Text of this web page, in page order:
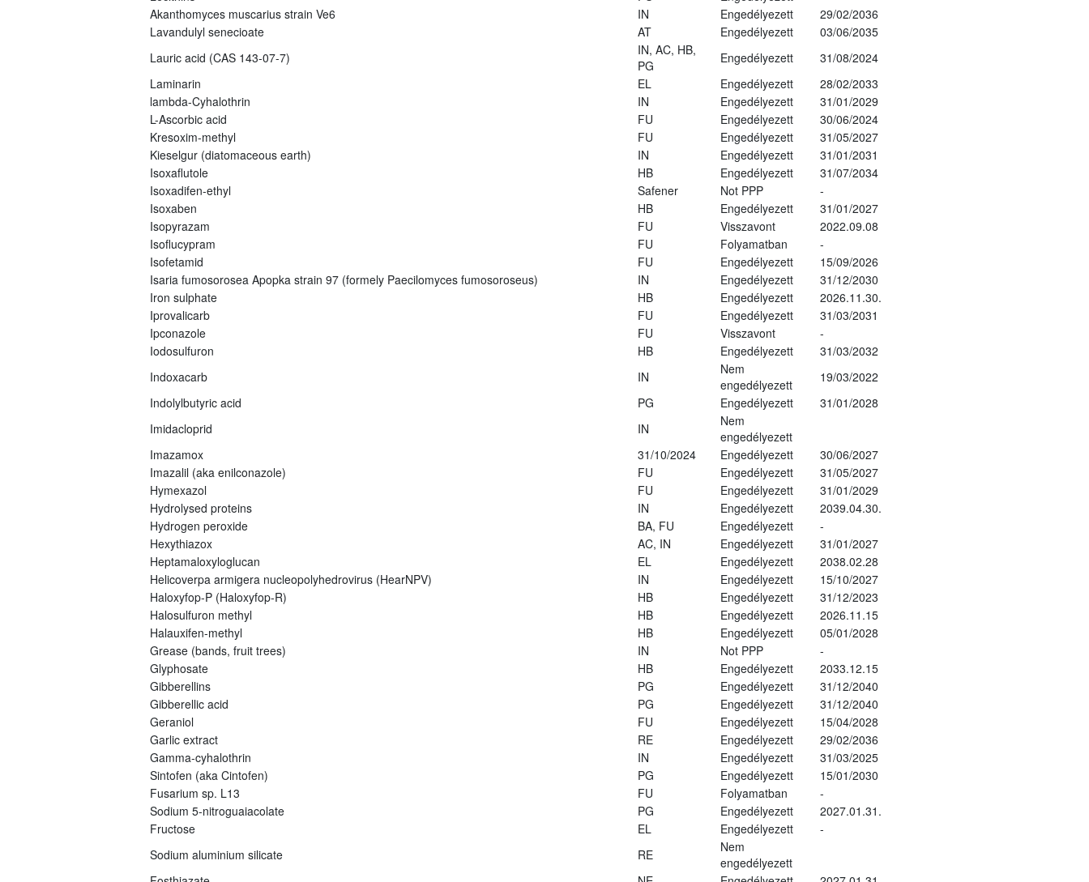
Akanthomyces muscarius strain Ve6
IN Engedélyezett
29/02/2036
Lavandulyl senecioate
AT Engedélyezett
03/06/2035
Lauric acid (CAS 143-07-7)
IN, AC, HB,
PG
Engedélyezett
31/08/2024
Laminarin
EL Engedélyezett
28/02/2033
lambda-Cyhalothrin
IN Engedélyezett
31/01/2029
L-Ascorbic acid
FU Engedélyezett
30/06/2024
Kresoxim-methyl
FU Engedélyezett
31/05/2027
Kieselgur (diatomaceous earth)
IN Engedélyezett
31/01/2031
Isoxaflutole
HB Engedélyezett
31/07/2034
Isoxadifen-ethyl
Safener Not PPP
-
Isoxaben
HB Engedélyezett
31/01/2027
Isopyrazam
FU Visszavont
2022.09.08
Isoflucypram
FU Folyamatban
-
Isofetamid
FU Engedélyezett
15/09/2026
Isaria fumosorosea Apopka strain 97 (formely Paecilomyces fumosoroseus)
IN Engedélyezett
31/12/2030
Iron sulphate
HB Engedélyezett
2026.11.30.
Iprovalicarb
FU Engedélyezett
31/03/2031
Ipconazole
FU Visszavont
-
Iodosulfuron
HB Engedélyezett
31/03/2032
Indoxacarb
IN
Nem
engedélyezett
19/03/2022
Indolylbutyric acid
PG Engedélyezett
31/01/2028
Imidacloprid
IN
Nem
engedélyezett
Imazamox
31/10/2024 Engedélyezett
30/06/2027
Imazalil (aka enilconazole)
FU Engedélyezett
31/05/2027
Hymexazol
FU Engedélyezett
31/01/2029
Hydrolysed proteins
IN Engedélyezett
2039.04.30.
Hydrogen peroxide
BA, FU Engedélyezett
-
Hexythiazox
AC, IN Engedélyezett
31/01/2027
Heptamaloxyloglucan
EL Engedélyezett
2038.02.28
Helicoverpa armigera nucleopolyhedrovirus (HearNPV)
IN Engedélyezett
15/10/2027
Haloxyfop-P (Haloxyfop-R)
HB Engedélyezett
31/12/2023
Halosulfuron methyl
HB Engedélyezett
2026.11.15
Halauxifen-methyl
HB Engedélyezett
05/01/2028
Grease (bands, fruit trees)
IN Not PPP
-
Glyphosate
HB Engedélyezett
2033.12.15
Gibberellins
PG Engedélyezett
31/12/2040
Gibberellic acid
PG Engedélyezett
31/12/2040
Geraniol
FU Engedélyezett
15/04/2028
Garlic extract
RE Engedélyezett
29/02/2036
Gamma-cyhalothrin
IN Engedélyezett
31/03/2025
Sintofen (aka Cintofen)
PG Engedélyezett
15/01/2030
Fusarium sp. L13
FU Folyamatban
-
Sodium 5-nitroguaiacolate
PG Engedélyezett
2027.01.31.
Fructose
EL Engedélyezett
-
Sodium aluminium silicate
RE
Nem
engedélyezett